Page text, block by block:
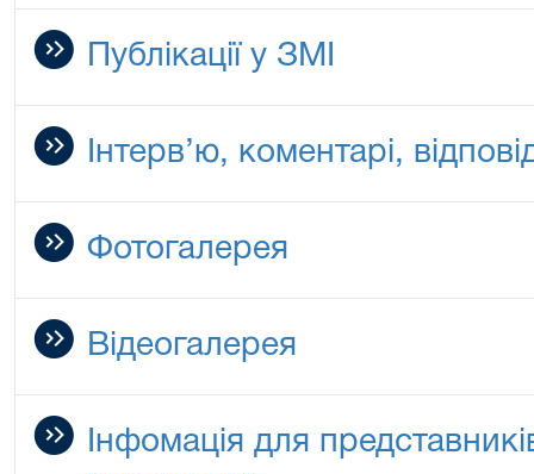
Публікації у ЗМІ
Інтерв’ю, коментарі,
Фотогалерея
Відеогалерея
Інфомація для